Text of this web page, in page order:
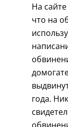
На
что на
года.